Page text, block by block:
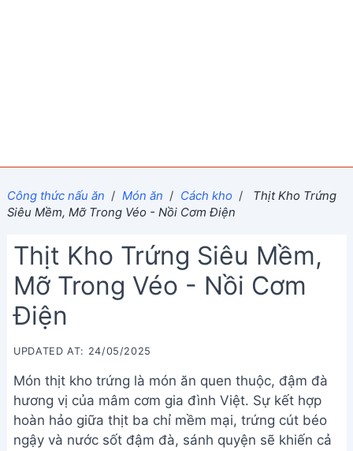
Công thức nấu ăn / Món ăn / Cách kho /
Thịt Kho Trứng
Siêu Mềm, Mỡ Trong Véo - Nồi Cơm Điện
Thịt Kho Trứng Siêu Mềm,
Mỡ Trong Véo - Nồi Cơm
Điện
UPDATED AT: 24/05/2025
Món thịt kho trứng là món ăn quen thuộc, đậm đà
hương vị của mâm cơm gia đình Việt. Sự kết hợp
hoàn hảo giữa thịt ba chỉ mềm mại, trứng cút béo
ngậy và nước sốt đậm đà, sánh quyện sẽ khiến cả